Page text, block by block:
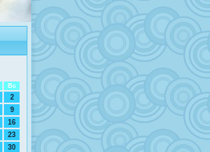
Вс
2
9
16
23
30